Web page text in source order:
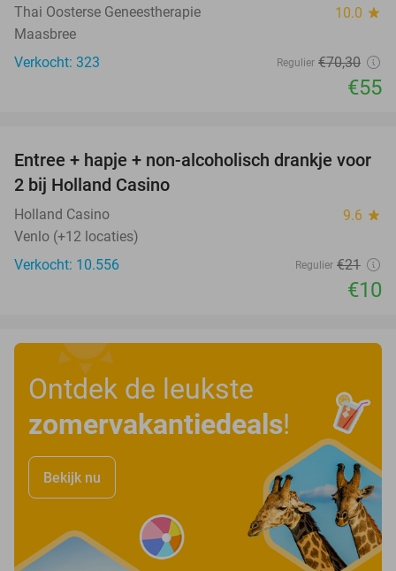
Thai Oosterse Geneestherapie 10.0 star
Maasbree
Verkocht: 323
Regulier €70,30
€55
52%
Entree + hapje + non-alcoholisch drankje voor
2 bij Holland Casino
Holland Casino 9.6 star
Venlo (+12 locaties)
Verkocht: 10.556
Regulier €21
€10
Ontdek de leukste
zomervakantiedeals!
Bekijk nu